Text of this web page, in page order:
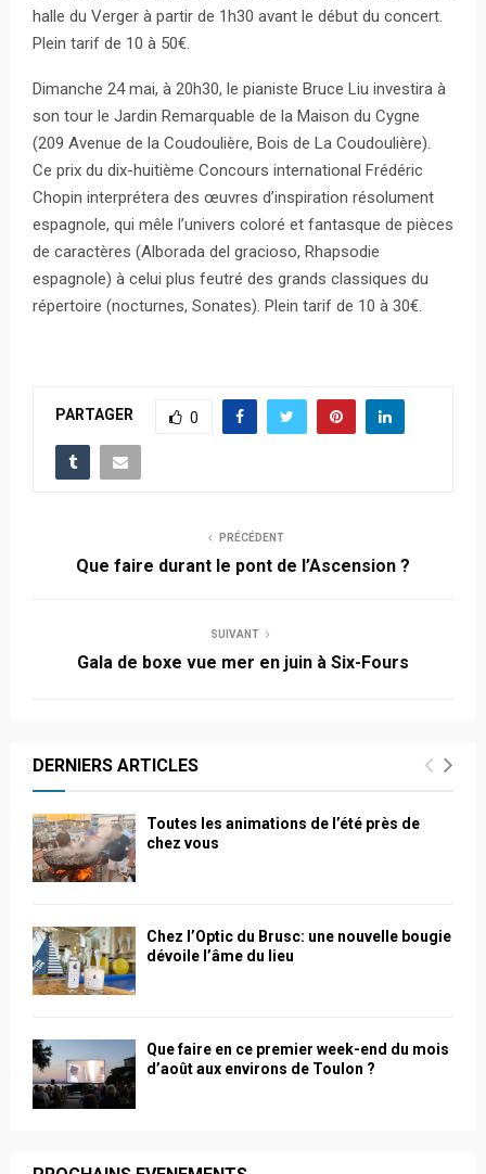
halle du Verger à partir de 1h30 avant le début du concert.
Plein tarif de 10 à 50€.
Dimanche 24 mai, à 20h30, le pianiste Bruce Liu investira à
son tour le Jardin Remarquable de la Maison du Cygne
(209 Avenue de la Coudoulière, Bois de La Coudoulière).
Ce prix du dix-huitième Concours international Frédéric
Chopin interprétera des œuvres d’inspiration résolument
espagnole, qui mêle l’univers coloré et fantasque de pièces
de caractères (Alborada del gracioso, Rhapsodie
espagnole) à celui plus feutré des grands classiques du
répertoire (nocturnes, Sonates). Plein tarif de 10 à 30€.
PARTAGER 0
PRÉCÉDENT
Que faire durant le pont de l’Ascension ?
SUIVANT
Gala de boxe vue mer en juin à Six-Fours
DERNIERS ARTICLES
Toutes les animations de l’été près de
chez vous
Chez l’Optic du Brusc: une nouvelle bougie
dévoile l’âme du lieu
Que faire en ce premier week-end du mois
d’août aux environs de Toulon ?